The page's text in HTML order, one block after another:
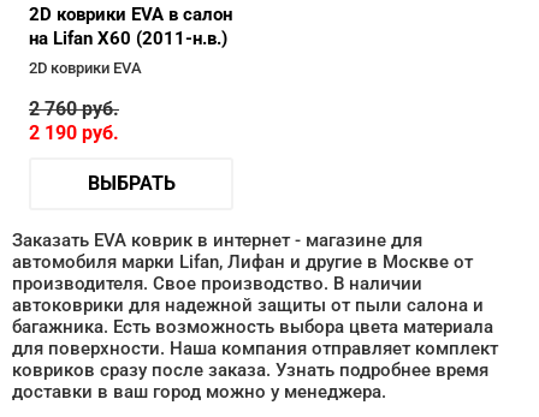
2D коврики EVA в салон
на Lifan X60 (2011-н.в.)
2D коврики EVA
2 760руб.
2 190 руб.
ВЫБРАТЬ
Заказать EVA коврик в интернет - магазине для
автомобиля марки Lifan, Лифан и другие в Москве от
производителя. Свое производство. В наличии
автоковрики для надежной защиты от пыли салона и
багажника. Есть возможность выбора цвета материала
для поверхности. Наша компания отправляет комплект
ковриков сразу после заказа. Узнать подробнее время
доставки в ваш город можно у менеджера.